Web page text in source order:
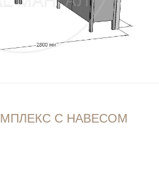
С НАВЕСОМ